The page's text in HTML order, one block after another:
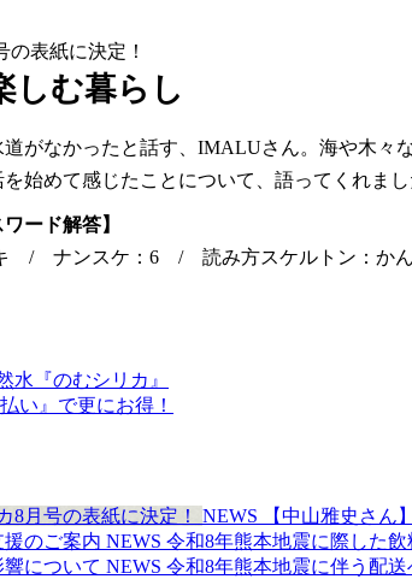
しむ暮らし
がなかったと話す、IMALUさん。海や木々
始めて感じたことについて、語ってくれまし
ード解答】
/ ナンスケ：6 / 読み方スケルトン：かん
NEWS
【中山雅史さん
NEWS 令和8年熊本地震に際した
NEWS 令和8年熊本地震に伴う配